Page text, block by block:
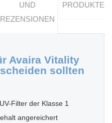
UND
REZENSIONEN
PRODUKTE
Avaira Vitality
sollten
Filter der Klasse 1
angereichert